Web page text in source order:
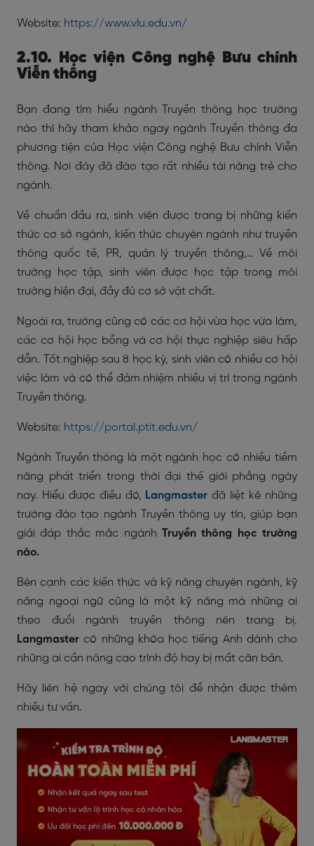
Website: https://www.vlu.edu.vn/
2.10. Học viện Công nghệ Bưu chính
Viễn thông
Bạn đang tìm hiểu ngành Truyền thông học trường
nào thì hãy tham khảo ngay ngành Truyền thông đa
phương tiện của Học viện Công nghệ Bưu chính Viễn
thông. Nơi đây đã đào tạo rất nhiều tài năng trẻ cho
ngành.
Về chuẩn đầu ra, sinh viên được trang bị những kiến
thức cơ sở ngành, kiến thức chuyên ngành như truyền
thông quốc tế, PR, quản lý truyền thông,… Về môi
trường học tập, sinh viên được học tập trong môi
trường hiện đại, đầy đủ cơ sở vật chất.
Ngoài ra, trường cũng có các cơ hội vừa học vừa làm,
các cơ hội học bổng và cơ hội thực nghiệp siêu hấp
dẫn. Tốt nghiệp sau 8 học kỳ, sinh viên có nhiều cơ hội
việc làm và có thể đảm nhiệm nhiều vị trí trong ngành
Truyền thông.
Website: https://portal.ptit.edu.vn/
Ngành Truyền thông là một ngành học có nhiều tiềm
năng phát triển trong thời đại thế giới phẳng ngày
nay. Hiểu được điều đó, Langmaster đã liệt kê những
trường đào tạo ngành Truyền thông uy tín, giúp bạn
giải đáp thắc mắc ngành Truyền thông học trường
nào.
Bên cạnh các kiến thức và kỹ năng chuyên ngành, kỹ
năng ngoại ngữ cũng là một kỹ năng mà những ai
theo đuổi ngành truyền thông nên trang bị.
Langmaster có những khóa học tiếng Anh dành cho
những ai cần nâng cao trình độ hay bị mất căn bản.
Hãy liên hệ ngay với chúng tôi để nhận được thêm
nhiều tư vấn.